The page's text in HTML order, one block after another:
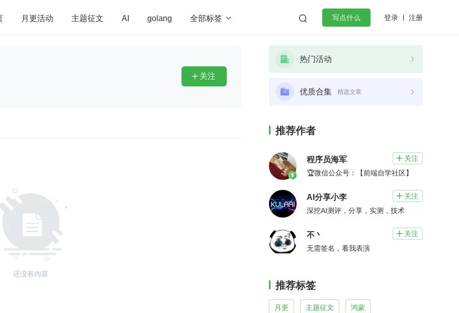
月更活动 主题征文 AI golang 全部标签   写点什么 登录 注册
redis
 关注
还没有内容
热门活动
优质合集 精选文章
推荐作者
程序员海军  关注
🏆微信公众号：【前端自学社区】
AI分享小李  关注
深挖AI测评，分享，实测，技术
不丶  关注
无需签名，看我表演
推荐标签
月更 主题征文 鸿蒙